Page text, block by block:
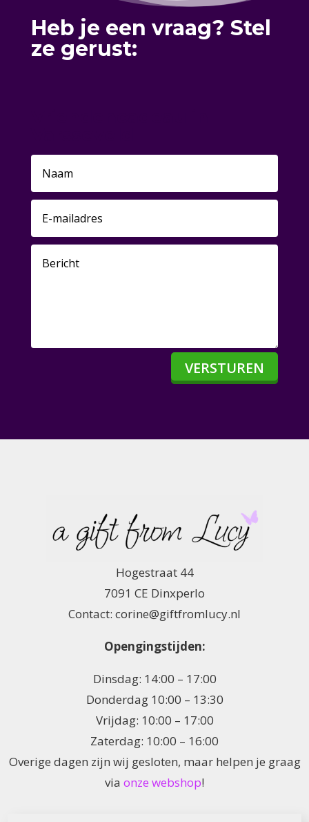
Heb je een vraag? Stel
ze gerust:
VERSTUREN
Hogestraat 44
7091 CE Dinxperlo
Contact: corine@giftfromlucy.nl
Opengingstijden:
Dinsdag: 14:00 – 17:00
Donderdag 10:00 – 13:30
Vrijdag: 10:00 – 17:00
Zaterdag: 10:00 – 16:00
Overige dagen zijn wij gesloten, maar helpen je graag
via onze webshop!